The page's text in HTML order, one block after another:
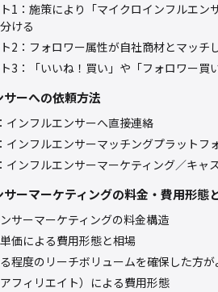
1：施策により「マイクロインフルエン
ける
2：フォロワー属性が自社商材とマッチ
3：「いいね！買い」や「フォロワー買
ーへの依頼方法
インフルエンサーへ直接連絡
インフルエンサーマッチングプラットフ
インフルエンサーマーケティング／キャ
サーマーケティングの料金・費用形態
サーマーケティングの料金構造
価による費用形態と相場
る程度のリーチボリュームを確保した方
フィリエイト）による費用形態